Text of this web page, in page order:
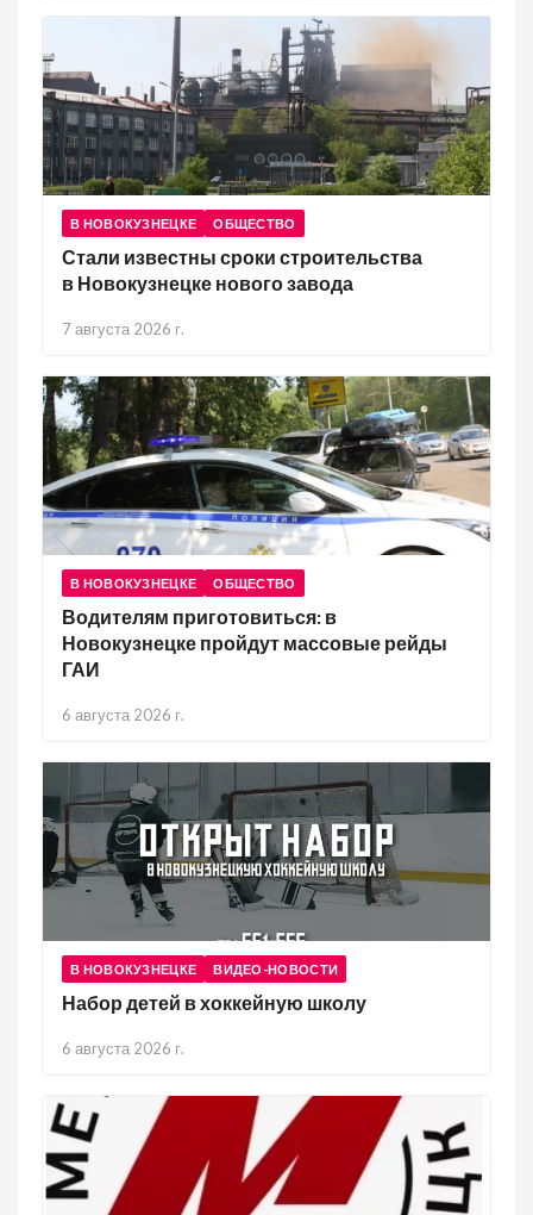
В НОВОКУЗНЕЦКЕ ОБЩЕСТВО
Стали известны сроки строительства
в Новокузнецке нового завода
7 августа 2026 г.
В НОВОКУЗНЕЦКЕ ОБЩЕСТВО
Водителям приготовиться: в
Новокузнецке пройдут массовые рейды
ГАИ
6 августа 2026 г.
В НОВОКУЗНЕЦКЕ ВИДЕО-НОВОСТИ
Набор детей в хоккейную школу
6 августа 2026 г.